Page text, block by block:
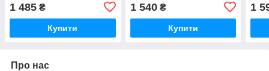
1 485 ₴
Купити
1 540₴
Купити
1
Про нас